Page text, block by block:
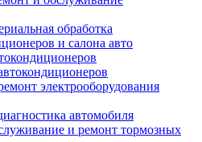
обработка
и салона авто
электрооборудования
автомобиля
и ремонт тормозных